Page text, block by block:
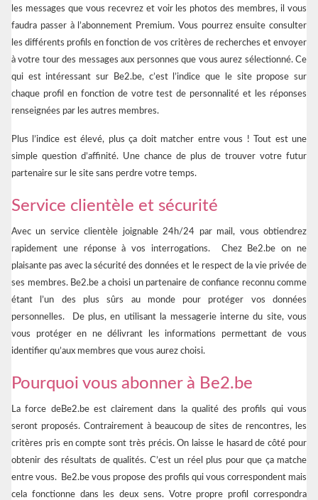
les messages que vous recevrez et voir les photos des membres, il vous
faudra passer à l’abonnement Premium. Vous pourrez ensuite consulter
les différents profils en fonction de vos critères de recherches et envoyer
à votre tour des messages aux personnes que vous aurez sélectionné. Ce
qui est intéressant sur Be2.be, c’est l’indice que le site propose sur
chaque profil en fonction de votre test de personnalité et les réponses
renseignées par les autres membres.
Plus l’indice est élevé, plus ça doit matcher entre vous ! Tout est une
simple question d’affinité. Une chance de plus de trouver votre futur
partenaire sur le site sans perdre votre temps.
Service clientèle et sécurité
Avec un service clientèle joignable 24h/24 par mail, vous obtiendrez
rapidement une réponse à vos interrogations. Chez Be2.be on ne
plaisante pas avec la sécurité des données et le respect de la vie privée de
ses membres. Be2.be a choisi un partenaire de confiance reconnu comme
étant l’un des plus sûrs au monde pour protéger vos données
personnelles. De plus, en utilisant la messagerie interne du site, vous
vous protéger en ne délivrant les informations permettant de vous
identifier qu’aux membres que vous aurez choisi.
Pourquoi vous abonner à Be2.be
La force deBe2.be est clairement dans la qualité des profils qui vous
seront proposés. Contrairement à beaucoup de sites de rencontres, les
critères pris en compte sont très précis. On laisse le hasard de côté pour
obtenir des résultats de qualités. C’est un réel plus pour que ça matche
entre vous. Be2.be vous propose des profils qui vous correspondent mais
cela fonctionne dans les deux sens. Votre propre profil correspondra